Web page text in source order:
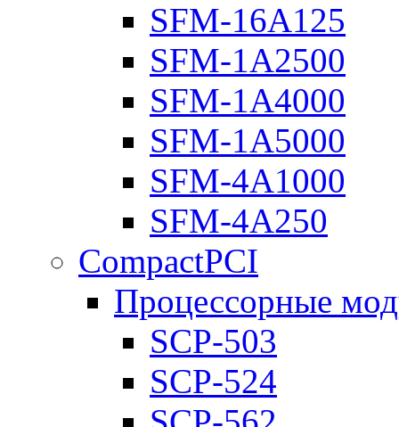
SFM-16A125
SFM-1A2500
SFM-1A4000
SFM-1A5000
SFM-4A1000
SFM-4A250
CompactPCI
Процессорные
SCP-503
SCP-524